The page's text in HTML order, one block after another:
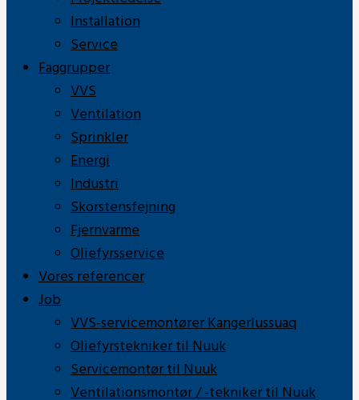
Installation
Service
Faggrupper
VVS
Ventilation
Sprinkler
Energi
Industri
Skorstensfejning
Fjernvarme
Oliefyrsservice
Vores referencer
Job
VVS-servicemontører Kangerlussuaq
Oliefyrstekniker til Nuuk
Servicemontør til Nuuk
Ventilationsmontør / -tekniker til Nuuk